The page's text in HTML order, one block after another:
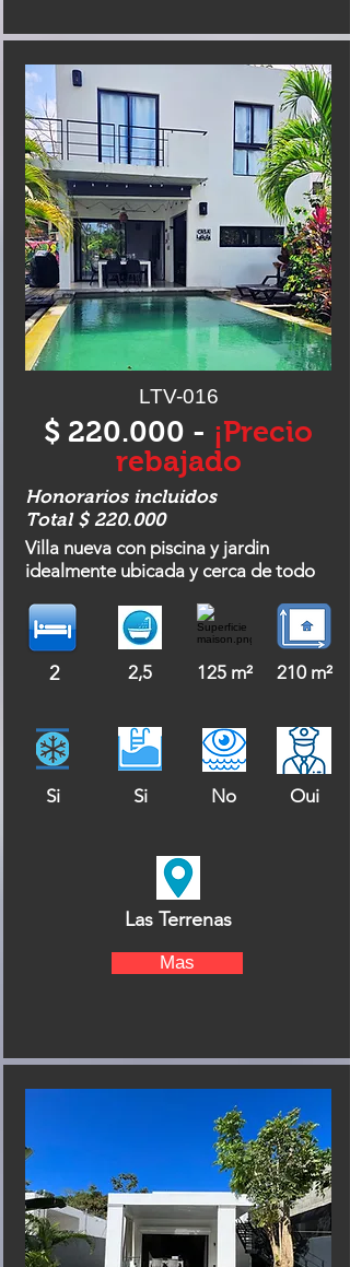
LTV-016
$ 220.000 - ¡Precio
rebajado
Honorarios incluidos
Total $ 220.000
Villa nueva con piscina y jardin
idealmente ubicada y cerca de todo
2 2,5 125 m² 210 m²
Si Si No Oui
Las Terrenas
Mas